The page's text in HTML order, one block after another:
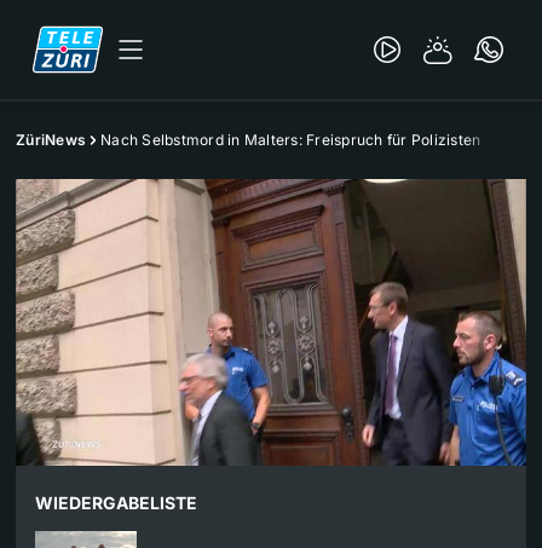
ZüriNews Nach Selbstmord in Malters: Freispruch für Polizisten
WIEDERGABELISTE